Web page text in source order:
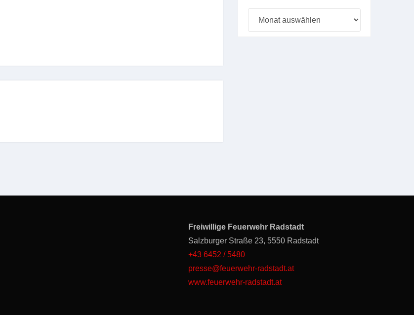
Freiwillige Feuerwehr Radstadt
Salzburger Straße 23, 5550 Radstadt
+43 6452 / 5480
presse@feuerwehr-radstadt.at
www.feuerwehr-radstadt.at